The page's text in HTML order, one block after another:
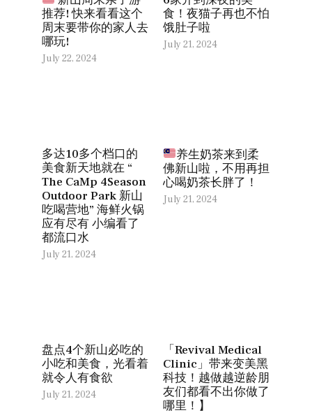
推荐! 快来看看这个
周末要带你的家人去
哪玩!
July 22, 2024
食！夜猫子再也不怕
饿肚子啦
July 21, 2024
多达10多个档口的
美食新天地就在 “
The CaMp 4Season
Outdoor Park 新山
吃喝营地” 海鲜火锅
应有尽有 小编看了
都流口水
July 21, 2024
养生奶茶来到柔
佛新山啦，不用再担
心喝奶茶长胖了！
July 21, 2024
盘点4个新山必吃的
小吃和美食，光看着
就令人有食欲
July 21, 2024
「Revival Medical
Clinic」带来变美黑
科技！越做越逆龄朋
友们都看不出你做了
哪里！】